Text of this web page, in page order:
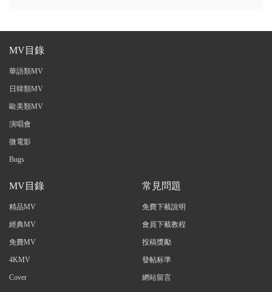
MV目錄
華語類MV
日韓類MV
歐美類MV
演唱會
微電影
Bugs
MV目錄
精品MV
經典MV
免費MV
4KMV
Cover
常見問題
免費下載說明
會員下載教程
投稿獎勵
發帖标準
網站留言